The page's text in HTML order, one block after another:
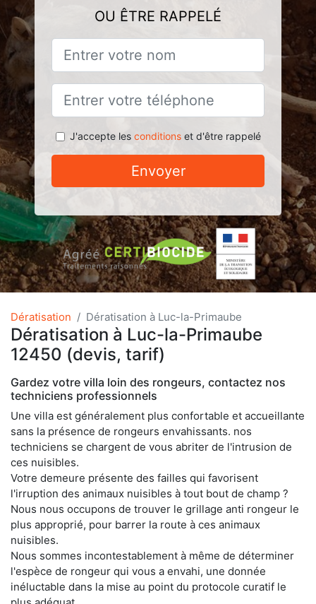
OU ÊTRE RAPPELÉ
J'accepte les conditionset d'être rappelé
Envoyer
Dératisation Dératisation à Luc-la-Primaube
Dératisation à Luc-la-Primaube
12450 (devis, tarif)
Gardez votre villa loin des rongeurs, contactez nos
techniciens professionnels
Une villa est généralement plus confortable et accueillante
sans la présence de rongeurs envahissants. nos
techniciens se chargent de vous abriter de l'intrusion de
ces nuisibles.
Votre demeure présente des failles qui favorisent
l'irruption des animaux nuisibles à tout bout de champ ?
Nous nous occupons de trouver le grillage anti rongeur le
plus approprié, pour barrer la route à ces animaux
nuisibles.
Nous sommes incontestablement à même de déterminer
l'espèce de rongeur qui vous a envahi, une donnée
inéluctable dans la mise au point du protocole curatif le